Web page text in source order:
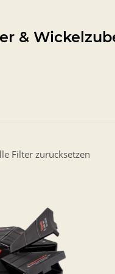
&
Filter zurücksetzen